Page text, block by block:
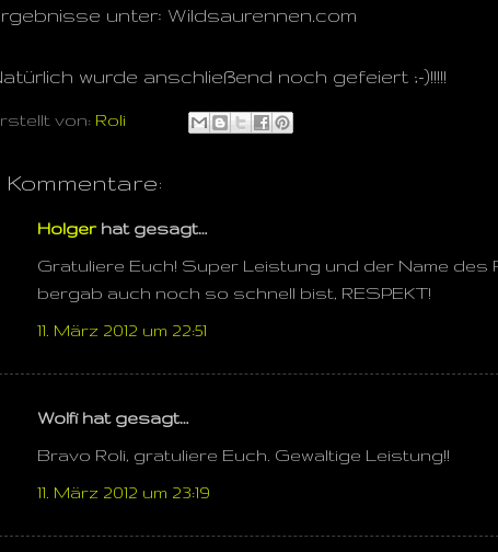
unter: Wildsaurennen.com
wurde anschließend noch gefeiert ;-)!!!!!
von: Roli
Kommentare:
Holgerhat gesagt…
Gratuliere Euch! Super Leistung und der Name des
bergab auch noch so schnell bist, RESPEKT!
11. März 2012 um 22:51
Wolfi hat gesagt…
Bravo Roli, gratuliere Euch. Gewaltige Leistung!!
11. März 2012 um 23:19